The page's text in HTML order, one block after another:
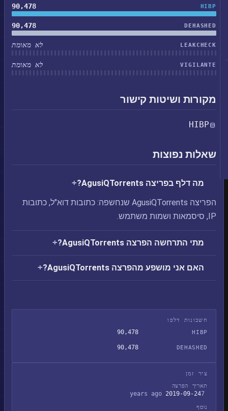
HIBP
90,478
DEHASHED
90,478
LEAKCHECK לא מאומת
VIGILANTE לא מאומת
מקורות ושיטות קישור
HIBP
שאלות נפוצות
מה דלף בפריצה AgusiQTorrents?
הפריצה AgusiQTorrents שנחשפה: כתובות דוא"ל, כתובות
מתי התרחשה הפרצה AgusiQTorrents?
האם אני מושפע מהפרצה AgusiQTorrents?
חשבונות דלפו
HIBP
90,478
DEHASHED
90,478
ציר זמן
תאריך הפרצה
2019-09-24
נוסף